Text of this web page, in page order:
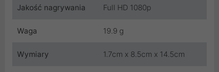
Jakość nagrywania Full HD 1080p
Waga 19.9 g
Wymiary 1.7cm x 8.5cm x 14.5cm